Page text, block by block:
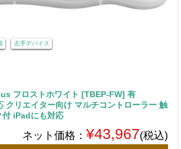
左手デバイス
フロストホワイト [TBEP-FW] 有
リエイター向け マルチコントローラー 触
付 iPadにも対応
ネット価格： ¥43,967(税込)